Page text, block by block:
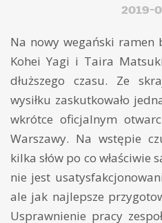
2019-
Na nowy wegański ramen
Kohei Yagi​ i Taira
dłuższego czasu. Ze
wysiłku zaskutkowało
wkrótce oficjalnym
Warszawy. Na wstępie
kilka słów po co właściwie
nie jest
ale jak najlepsze
Usprawnienie pracy